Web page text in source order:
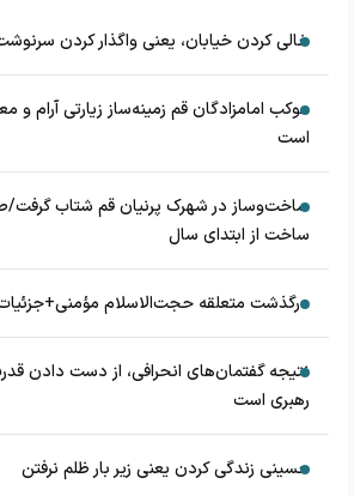
خالی کردن خیابان، یعنی واگذار کردن
موکب امامزادگان قم زمینه‌ساز زیارتی آرام و
است
ساخت‌وساز در شهرک پرنیان قم شتاب گرفت/
ساخت از ابتدای سال
درگذشت متعلقه حجت‌الاسلام
نتیجه گفتمان‌های انحرافی، از دست دادن
رهبری است
حسینی زندگی کردن یعنی زیر بار ظلم نرفتن